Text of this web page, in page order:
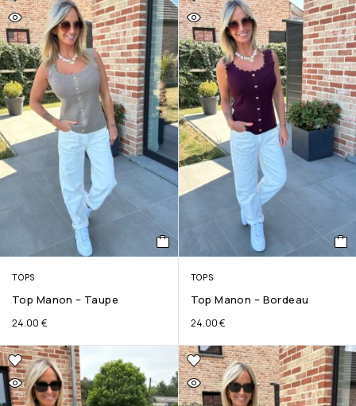
TOPS
Top Manon – Taupe
24.00 €
TOPS
Top Manon – Bordeau
24.00€